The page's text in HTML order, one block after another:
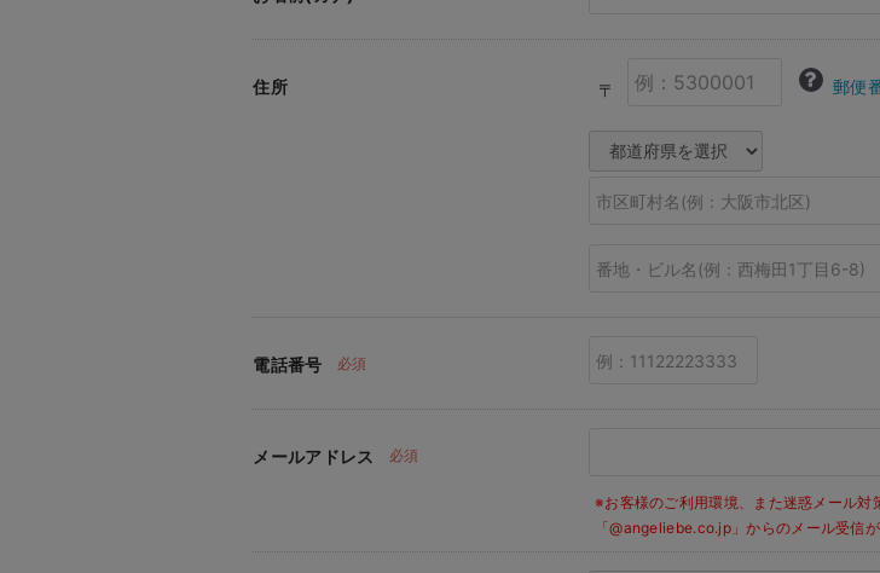
住所 〒 郵便
電話番号 必須
メールアドレス 必須
※お客様のご利用環境、また迷惑メール対
「@angeliebe.co.jp」からのメール受信